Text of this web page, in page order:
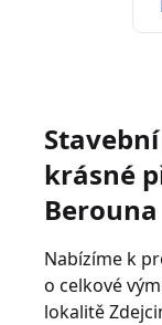
krásné
Berouna
Nabízíme k
o celkové
lokalitě